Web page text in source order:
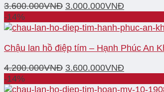
3.600.000VNĐ 3.000.000VNĐ
-14%
Chậu lan hồ điệp tím – Hạnh Phúc An
4.200.000VNĐ 3.600.000VNĐ
-14%